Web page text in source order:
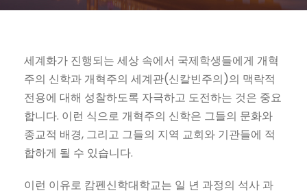
세계화가 진행되는 세상 속에서 국제학생들에게 개혁
주의 신학과 개혁주의 세계관(신칼빈주의)의 맥락적
전용에 대해 성찰하도록 자극하고 도전하는 것은 중요
합니다. 이런 식으로 개혁주의 신학은 그들의 문화와
종교적 배경, 그리고 그들의 지역 교회와 기관들에 적
합하게 될 수 있습니다.
이런 이유로 캄펜신학대학교는 일 년 과정의 석사 과